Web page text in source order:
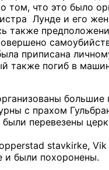
том, что это было
Лунде и его
также
приписана
также погиб в
большие
с прахом
перевезены
stavkirke,
и были похоронены.